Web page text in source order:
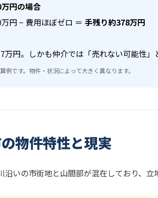
円の場合
円 − 費用ほぼゼロ ＝ 手残り約378万円
万円。しかも仲介では「売れない可能性」
例です。物件・状況によって大きく異なります。
物件特性と現実
沿いの市街地と山間部が混在しており、立